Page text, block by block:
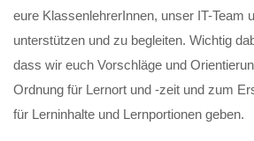
eure KlassenlehrerInnen, unser IT-Team
unterstützen und zu begleiten. Wichtig
dass wir euch Vorschläge und
Ordnung für Lernort und -zeit und zum
für Lerninhalte und Lernportionen geben.